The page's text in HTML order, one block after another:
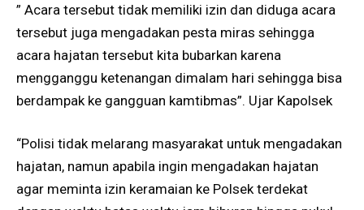
” Acara tersebut tidak memiliki izin dan diduga acara
tersebut juga mengadakan pesta miras sehingga
acara hajatan tersebut kita bubarkan karena
mengganggu ketenangan dimalam hari sehingga bisa
berdampak ke gangguan kamtibmas”. Ujar Kapolsek
“Polisi tidak melarang masyarakat untuk mengadakan
hajatan, namun apabila ingin mengadakan hajatan
agar meminta izin keramaian ke Polsek terdekat